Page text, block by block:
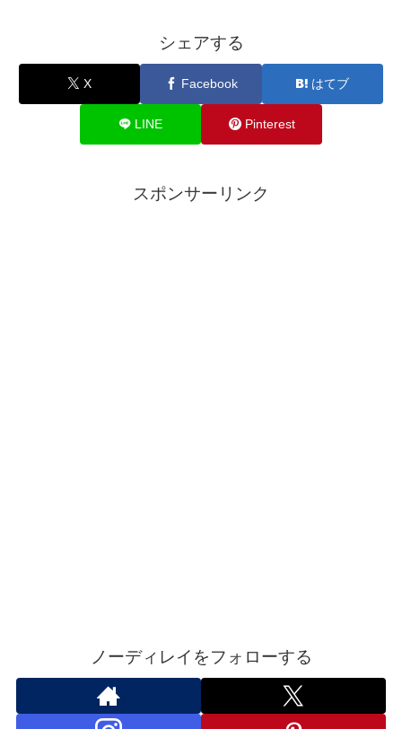
シェアする
X Facebook はてブ
LINE Pinterest
スポンサーリンク
ノーディレイをフォローする